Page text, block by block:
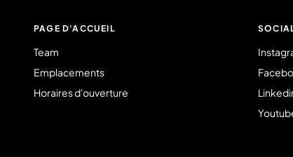
PAGE D'ACCUEIL
Team
Emplacements
Horaires d'ouverture